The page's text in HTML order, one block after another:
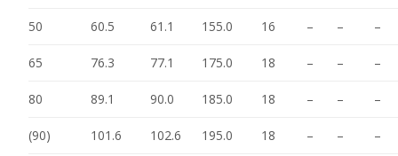
50 60.5 61.1 155.0 16 – – –
65 76.3 77.1 175.0 18 – – –
80 89.1 90.0 185.0 18 – – –
(90) 101.6 102.6 195.0 18 – – –